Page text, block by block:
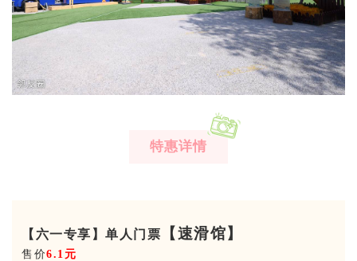
特惠详情
【六一专享】单人门票 【速滑馆】
售价6.1 元